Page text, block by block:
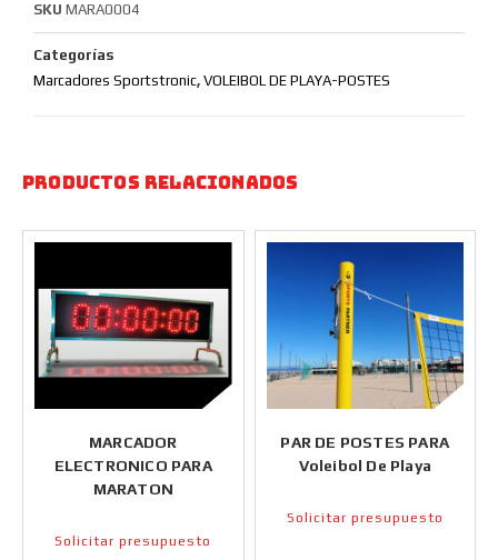
SKU MARA0004
Categorías
Marcadores Sportstronic, VOLEIBOL DE PLAYA-POSTES
Productos relacionados
MARCADOR
ELECTRONICO PARA
MARATON
Solicitar presupuesto
PAR DE POSTES PARA
Voleibol De Playa
Solicitar presupuesto